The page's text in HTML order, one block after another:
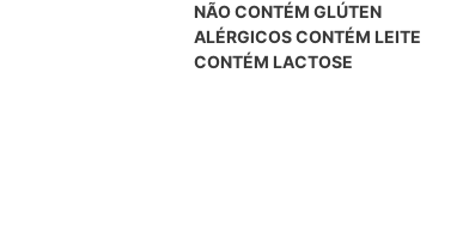
NÃO CONTÉM GLÚTEN
ALÉRGICOS CONTÉM LEITE
CONTÉM LACTOSE